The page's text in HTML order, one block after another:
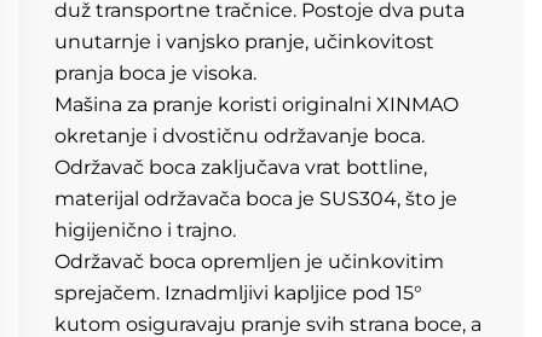
duž transportne tračnice. Postoje dva puta
unutarnje i vanjsko pranje, učinkovitost
pranja boca je visoka.
Mašina za pranje koristi originalni XINMAO
okretanje i dvostičnu održavanje boca.
Održavač boca zaključava vrat bottline,
materijal održavača boca je SUS304, što je
higijenično i trajno.
Održavač boca opremljen je učinkovitim
sprejačem. Iznadmljivi kapljice pod 15°
kutom osiguravaju pranje svih strana boce, a